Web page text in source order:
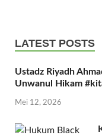
LATEST POSTS
Ustadz Riyadh
Unwanul Hikam
Mei 12, 2026